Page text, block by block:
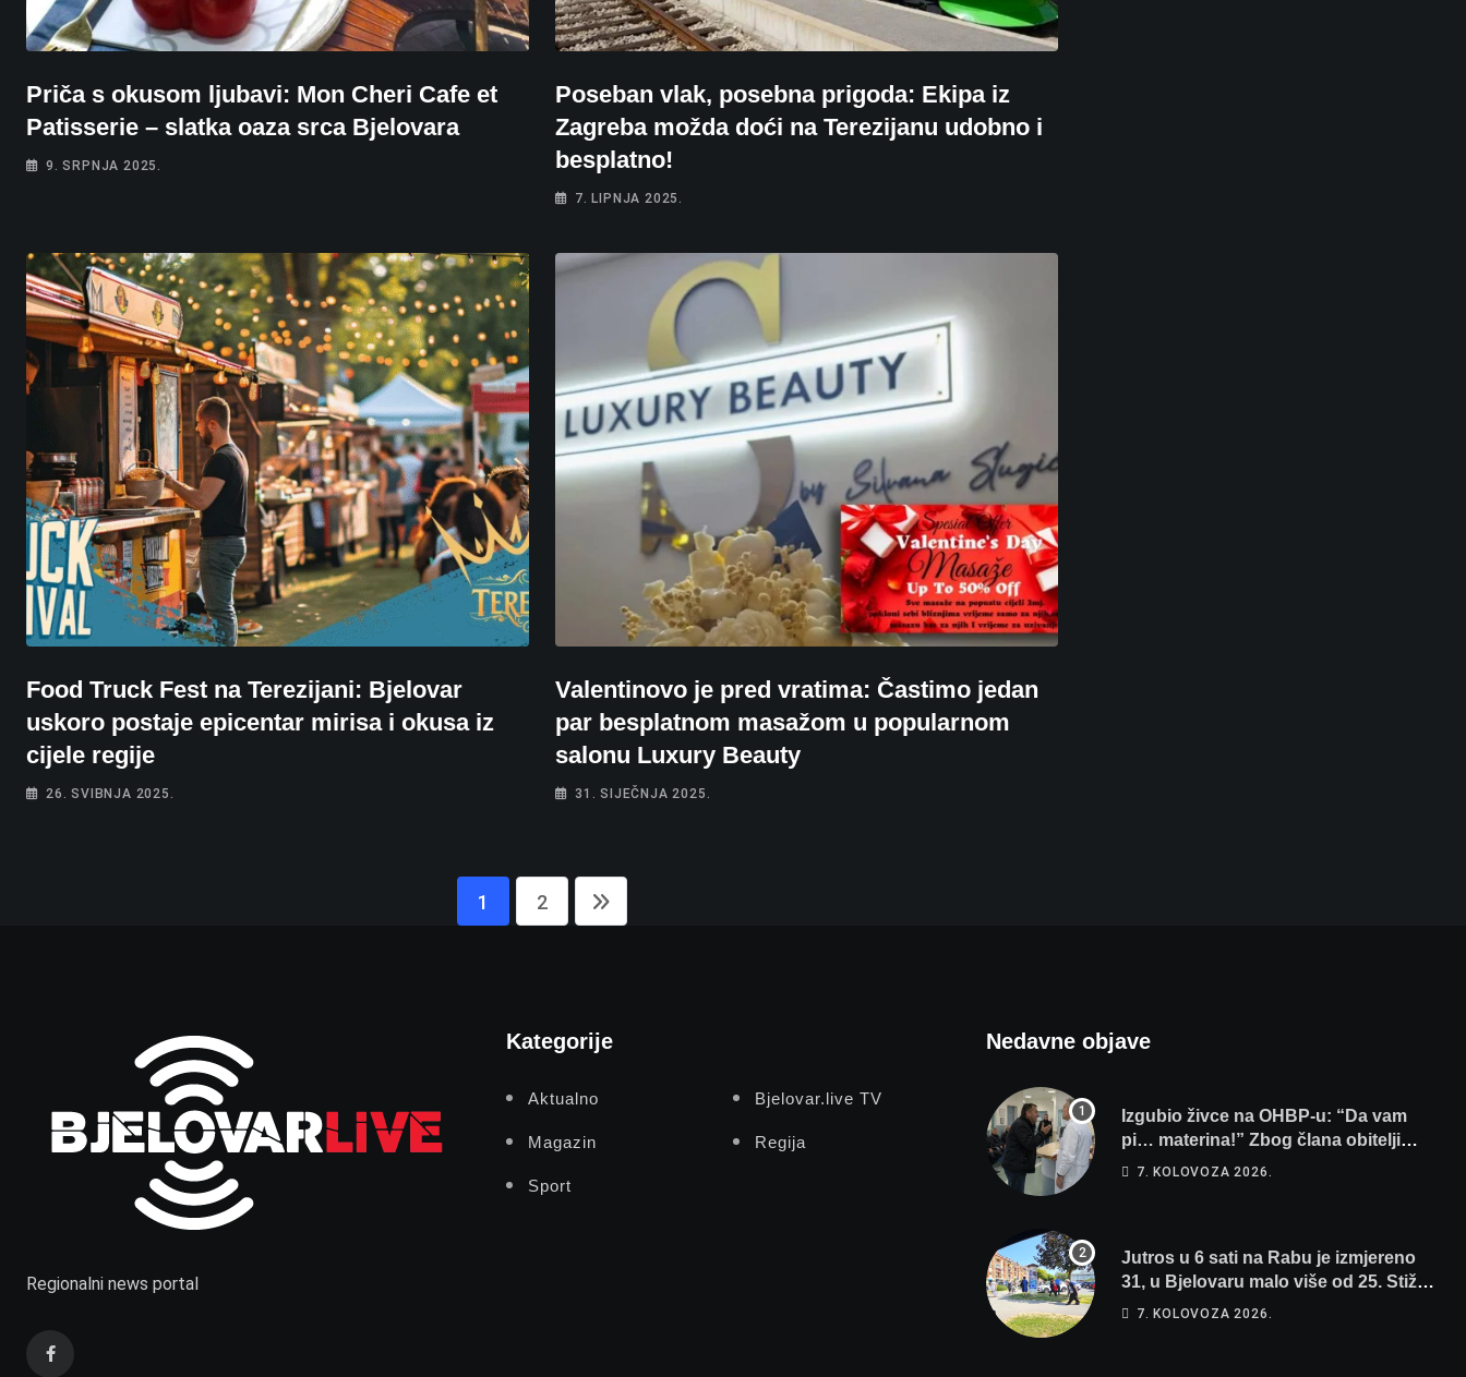
Priča s okusom ljubavi: Mon Cheri Cafe et
Patisserie – slatka oaza srca Bjelovara
9. SRPNJA 2025.
Poseban vlak, posebna prigoda: Ekipa iz
Zagreba možda doći na Terezijanu udobno i
besplatno!
7. LIPNJA 2025.
Food Truck Fest na Terezijani: Bjelovar
uskoro postaje epicentar mirisa i okusa iz
cijele regije
26. SVIBNJA 2025.
Valentinovo je pred vratima: Častimo jedan
par besplatnom masažom u popularnom
salonu Luxury Beauty
31. SIJEČNJA 2025.
1 2
Regionalni news portal
Kategorije
Aktualno Bjelovar.live TV
Magazin Regija
Sport
Nedavne objave
Izgubio živce na OHBP-u: “Da vam
pi… materina!” Zbog člana obitelji
vrijeđao i vikao na djelatnike
7. KOLOVOZA 2026.
Jutros u 6 sati na Rabu je izmjereno
31, u Bjelovaru malo više od 25. Stiže
nam promjena vremena
7. KOLOVOZA 2026.